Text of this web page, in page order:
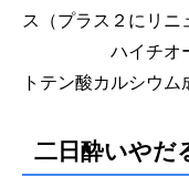
ス（プラス２にリニ
ハイチオールC
トテン酸カルシウ
二日酔いやだ